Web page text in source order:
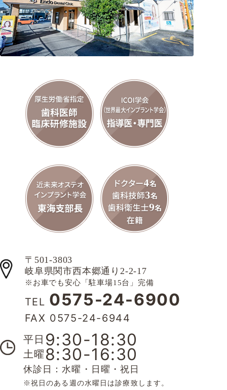
〒501-3803
岐阜県関市西本郷通り2-2-17
※お車でも安心「駐車場15台」完備
TEL 0575-24-6900
FAX 0575-24-6944
平日 9:30-18:30
土曜 8:30-16:30
休診日：水曜・日曜・祝日
※祝日のある週の水曜日は診療致します。